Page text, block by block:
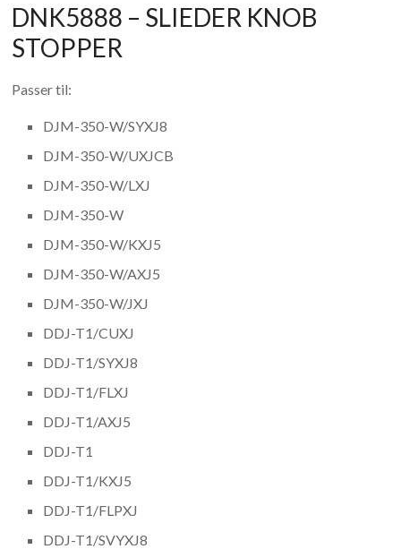
DNK5888 – SLIEDER KNOB
STOPPER
Passer til:
DJM-350-W/SYXJ8
DJM-350-W/UXJCB
DJM-350-W/LXJ
DJM-350-W
DJM-350-W/KXJ5
DJM-350-W/AXJ5
DJM-350-W/JXJ
DDJ-T1/CUXJ
DDJ-T1/SYXJ8
DDJ-T1/FLXJ
DDJ-T1/AXJ5
DDJ-T1
DDJ-T1/KXJ5
DDJ-T1/FLPXJ
DDJ-T1/SVYXJ8